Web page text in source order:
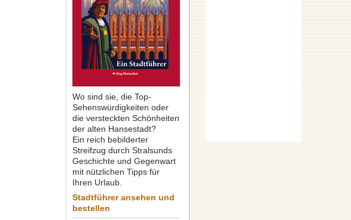
Wo sind sie, die Top-
Sehenswürdigkeiten oder
die versteckten Schönheiten
der alten Hansestadt?
Ein reich bebilderter
Streifzug durch Stralsunds
Geschichte und Gegenwart
mit nützlichen Tipps für
Ihren Urlaub.
Stadtführer ansehen und
bestellen